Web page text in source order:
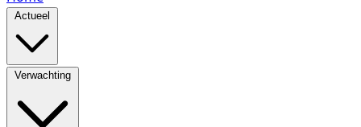
Actueel
Verwachting